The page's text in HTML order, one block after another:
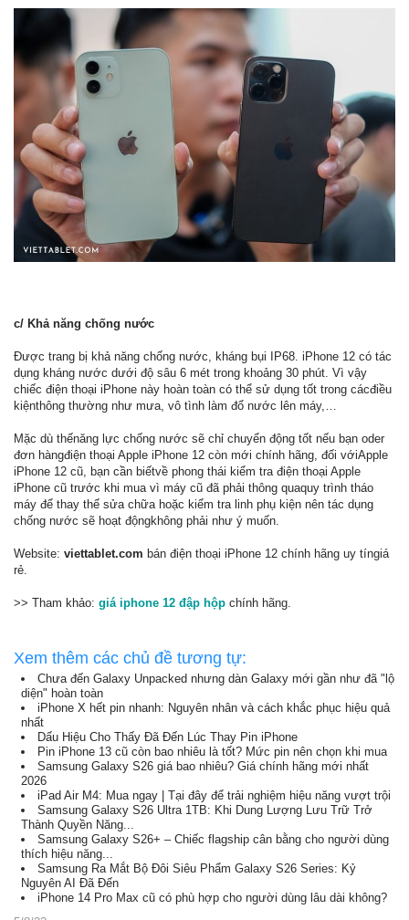
c/ Khả năng chống nước
Được trang bị khả năng chống nước, kháng bụi IP68. iPhone 12 có tác
dụng kháng nước dưới độ sâu 6 mét trong khoảng 30 phút. Vì vậy
chiếc điện thoại iPhone này hoàn toàn có thể sử dụng tốt trong cácđiều
kiệnthông thường như mưa, vô tình làm đổ nước lên máy,…
Mặc dù thếnăng lực chống nước sẽ chỉ chuyển động tốt nếu bạn oder
đơn hàngđiện thoại Apple iPhone 12 còn mới chính hãng, đối vớiApple
iPhone 12 cũ, bạn cần biếtvề phong thái kiểm tra điện thoại Apple
iPhone cũ trước khi mua vì máy cũ đã phải thông quaquy trình tháo
máy để thay thế sửa chữa hoặc kiểm tra linh phụ kiện nên tác dụng
chống nước sẽ hoạt độngkhông phải như ý muốn.
Website: viettablet.com bán điện thoại iPhone 12 chính hãng uy tíngiá
rẻ.
>> Tham khảo: giá iphone 12 đập hộp chính hãng.
Xem thêm các chủ đề tương tự:
Chưa đến Galaxy Unpacked nhưng dàn Galaxy mới gần như đã "lộ
diện" hoàn toàn
iPhone X hết pin nhanh: Nguyên nhân và cách khắc phục hiệu quả
nhất
Dấu Hiệu Cho Thấy Đã Đến Lúc Thay Pin iPhone
Pin iPhone 13 cũ còn bao nhiêu là tốt? Mức pin nên chọn khi mua
Samsung Galaxy S26 giá bao nhiêu? Giá chính hãng mới nhất
2026
iPad Air M4: Mua ngay | Tại đây để trải nghiệm hiệu năng vượt trội
Samsung Galaxy S26 Ultra 1TB: Khi Dung Lượng Lưu Trữ Trở
Thành Quyền Năng...
Samsung Galaxy S26+ – Chiếc flagship cân bằng cho người dùng
thích hiệu năng...
Samsung Ra Mắt Bộ Đôi Siêu Phẩm Galaxy S26 Series: Kỷ
Nguyên AI Đã Đến
iPhone 14 Pro Max cũ có phù hợp cho người dùng lâu dài không?